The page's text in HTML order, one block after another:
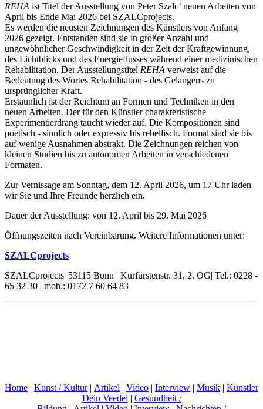
REHA ist Titel der Ausstellung von Peter Szalc’ neuen Arbeiten von
April bis Ende Mai 2026 bei SZALCprojects.
Es werden die neusten Zeichnungen des Künstlers von Anfang
2026 gezeigt. Entstanden sind sie in großer Anzahl und
ungewöhnlicher Geschwindigkeit in der Zeit der Kraftgewinnung,
des Lichtblicks und des Energieflusses während einer medizinischen
Rehabilitation. Der Ausstellungstitel REHA verweist auf die
Bedeutung des Wortes Rehabilitation - des Gelangens zu
ursprünglicher Kraft.
Erstaunlich ist der Reichtum an Formen und Techniken in den
neuen Arbeiten. Der für den Künstler charakteristische
Experimentierdrang taucht wieder auf. Die Kompositionen sind
poetisch - sinnlich oder expressiv bis rebellisch. Formal sind sie bis
auf wenige Ausnahmen abstrakt. Die Zeichnungen reichen von
kleinen Studien bis zu autonomen Arbeiten in verschiedenen
Formaten.
Zur Vernissage am Sonntag, dem 12. April 2026, um 17 Uhr laden
wir Sie und Ihre Freunde herzlich ein.
Dauer der Ausstellung: von 12. April bis 29. Mai 2026
Öffnungszeiten nach Vereinbarung. Weitere Informationen unter:
SZALCprojects
SZALCprojects| 53115 Bonn | Kurfürstenstr. 31, 2. OG| Tel.: 0228 -
65 32 30 | mob.: 0172 7 60 64 83
Home | Kunst / Kultur| Artikel | Video | Interview | Musik | Künstler
Dein Veedel | Gesundheit /